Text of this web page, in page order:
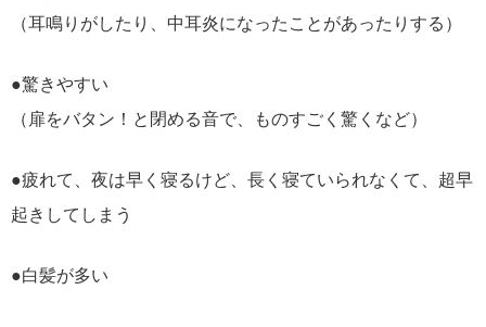
（耳鳴りがしたり、中耳炎になったことがあったりする）
●驚きやすい
（扉をバタン！と閉める音で、ものすごく驚くなど）
●疲れて、夜は早く寝るけど、長く寝ていられなくて、超早
起きしてしまう
●白髪が多い